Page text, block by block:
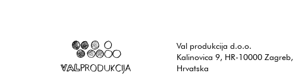
Val produkcija d.o.o.
Kalinovica 9, HR-10000 Zagreb,
Hrvatska